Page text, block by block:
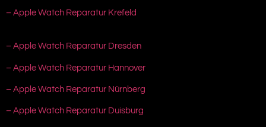
– Apple Watch Reparatur Krefeld
– Apple Watch Reparatur Dresden
– Apple Watch Reparatur Hannover
– Apple Watch Reparatur Nürnberg
– Apple Watch Reparatur Duisburg